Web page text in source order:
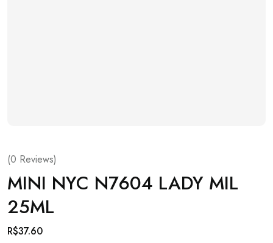
(0 Reviews)
MINI NYC N7604 LADY MIL
25ML
R$37.60